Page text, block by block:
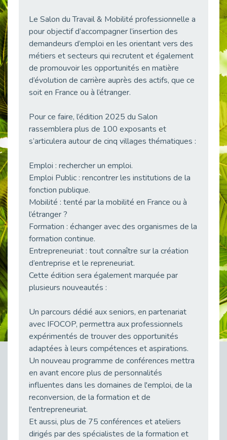
38 vidéos pour comprendre et agir durablement
Publié le 04/05/2026
Le taux d’emploi direct dans la fonction publique dépasse 6 % en 2025
Publié le 04/05/2026
L'alternance : un tremplin vers l'emploi aussi pour les personnes en situation de handicap
Publié le 01/05/2026
Publié le 30/04/2026
Publié le 29/04/2026
Publié le 29/04/2026
28 avril : Agir ensemble pour une culture de prévention au travail
Publié le 27/04/2026
Mobilisation pour l’alternance et le handicap
Publié le 24/04/2026
Publié le 23/04/2026
Publié le 22/04/2026
[RETOUR SUR] Une session de recrutement inclusive réussie à Asnières !
Publié le 20/04/2026
Emploi et Handicap : Une alliance de style entre Cap Emploi 92 et La Cravate Solidaire
Publié le 20/04/2026
Publié le 13/04/2026
Publié le 13/04/2026
Journée mondiale de la maladie de Parkinson : Mieux comprendre pour mieux accompagner
Le Salon du Travail & Mobilité professionnelle a
pour objectif d’accompagner l’insertion des
demandeurs d’emploi en les orientant vers des
métiers et secteurs qui recrutent et également
de promouvoir les opportunités en matière
d’évolution de carrière auprès des actifs, que ce
soit en France ou à l’étranger.
Pour ce faire, l’édition 2025 du Salon
rassemblera plus de 100 exposants et
s’articulera autour de cinq villages thématiques :
Emploi : rechercher un emploi.
Emploi Public : rencontrer les institutions de la
fonction publique.
Mobilité : tenté par la mobilité en France ou à
l’étranger ?
Formation : échanger avec des organismes de la
formation continue.
Entrepreneuriat : tout connaître sur la création
d’entreprise et le repreneuriat.
Cette édition sera également marquée par
plusieurs nouveautés :
Un parcours dédié aux seniors, en partenariat
avec IFOCOP, permettra aux professionnels
expérimentés de trouver des opportunités
adaptées à leurs compétences et aspirations.
Un nouveau programme de conférences mettra
en avant encore plus de personnalités
influentes dans les domaines de l'emploi, de la
reconversion, de la formation et de
l'entrepreneuriat.
Et aussi, plus de 75 conférences et ateliers
dirigés par des spécialistes de la formation et